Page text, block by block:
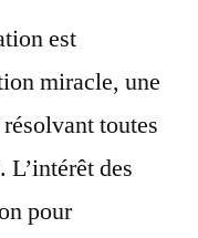
est
miracle, une
toutes
L’intérêt des
pour